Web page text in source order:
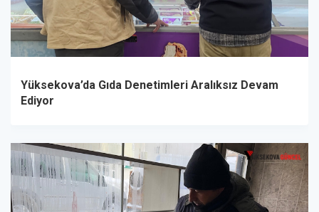
Yüksekova’da Gıda Denetimleri Aralıksız Devam
Ediyor